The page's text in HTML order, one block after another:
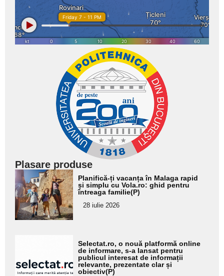
Plasare produse
Adaugă
aici textul
pentru
subtitlu
Planifică-ți vacanța în Malaga rapid
și simplu cu Vola.ro: ghid pentru
întreaga familie(P)
28 iulie 2026
pentru
Selectat.ro, o nouă platformă online
de informare, s-a lansat pentru
publicul interesat de informații
relevante, prezentate clar și
obiectiv(P)